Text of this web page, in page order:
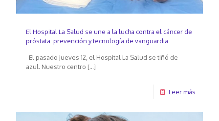
El Hospital La Salud se une a la lucha contra el cáncer de
próstata: prevención y tecnología de vanguardia
El pasado jueves 12, el Hospital La Salud se tiñó de
azul. Nuestro centro […]
Leer más